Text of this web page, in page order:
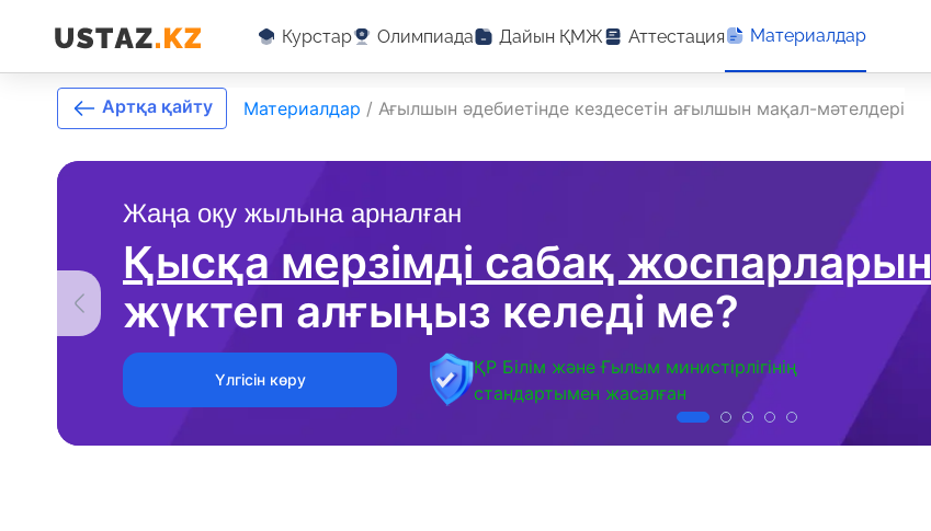
Курстар Олимпиада Дайын ҚМЖ Аттестация Материалдар
Жаңа оқу жылына арналған
Қысқа мерзімді сабақ жоспарларын
жүктеп алғыңыз келеді ме?
Үлгісін көру
ҚР Білім және Ғылым министірлігінің
стандартымен жасалған
Артқа қайту Материалдар / Ағылшын әдебиетінде кездесетін ағылшын мақал-мәтелдері